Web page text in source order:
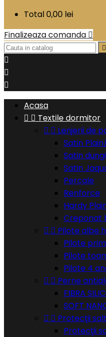
Total0,00 lei
Finalizeaza comanda 




Acasa
  Textile dormitor
  Lenjerii de
Satin
Satin
Satin
Percale
Renforce
Hardy
Creponat
  Pilote albe
Pilote
Pilote
Pilote 4
  Perne
FIBRA
SOFT
  Protecţii
Protecţii